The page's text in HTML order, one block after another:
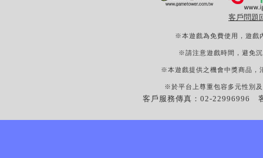
客戶問題
※本遊戲為免費使用，遊戲
※請注意遊戲時間，避免
※本遊戲提供之機會中獎商品，
※於平台上尊重包容多元性別
客戶服務傳真：02-22996996